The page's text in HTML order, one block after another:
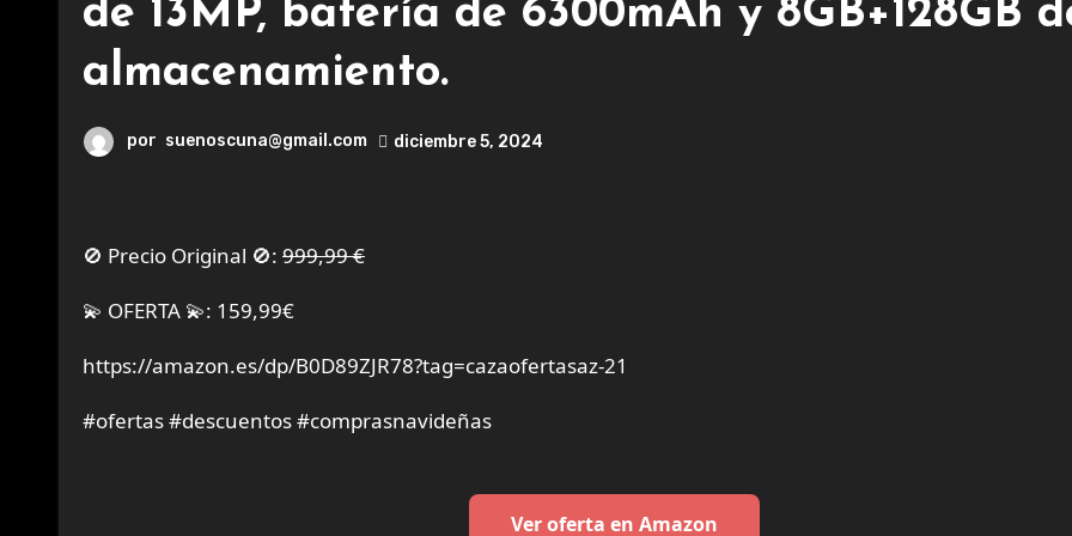
de 13MP, batería de 6300mAh y 8GB+128GB
almacenamiento.
por suenoscuna@gmail.com diciembre 5, 2024
🚫 Precio Original 🚫: 999,99 €
💫 OFERTA 💫: 159,99€
https://amazon.es/dp/B0D89ZJR78?tag=cazaofertasaz-21
#ofertas #descuentos #comprasnavideñas
Ver oferta en Amazon